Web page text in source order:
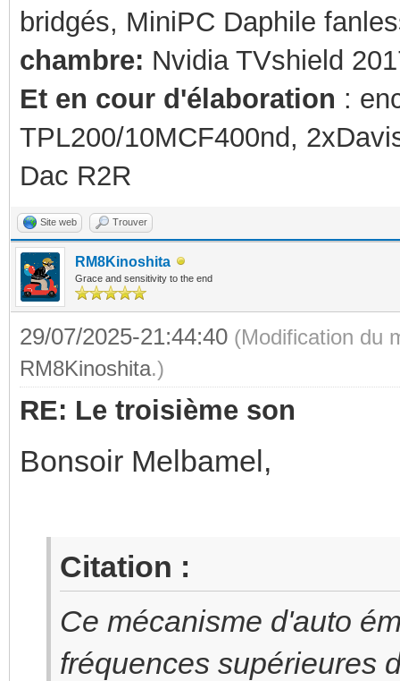
bridgés, MiniPC Daphile
chambre: Nvidia TVshield
Et en cour d'élaboration :
TPL200/10MCF400nd,
Dac R2R
Site web Trouver
RM8Kinoshita
Grace and sensitivity to the end
29/07/2025-21:44:40 (Modification du
RM8Kinoshita.)
RE: Le troisième son
Bonsoir Melbamel,
Citation :
Ce mécanisme d'auto
fréquences supérieures